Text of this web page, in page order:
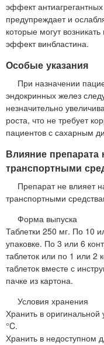
эффект
предупреждает и
которые могут
эффект винбластина.
Особые указания
При назначении
эндокринных желез
незначительно
роста, что не требует
пациентов с сахарным
Влияние препарата
транспортными
Препарат не влияет
транспортными
Форма выпуска
Таблетки 250 мг. По 10
упаковке. По 3 или 6
таблеток или по 1 или 2
таблеток вместе с
пачке из картона.
Условия хранения
Хранить в
°C.
Хранить в недоступном